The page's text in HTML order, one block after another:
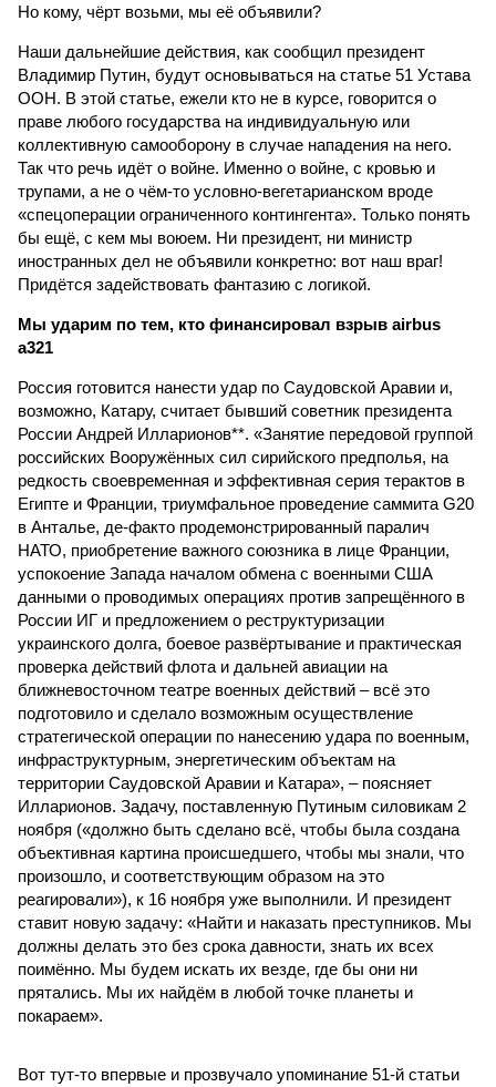
Но кому, чёрт возьми, мы её объявили?
Наши дальнейшие действия, как сообщил президент
Владимир Путин, будут основываться на статье 51 Устава
ООН. В этой статье, ежели кто не в курсе, говорится о
праве любого государства на индивидуальную или
коллективную самооборону в случае нападения на него.
Так что речь идёт о войне. Именно о войне, с кровью и
трупами, а не о чём-то условно-вегетарианском вроде
«спецоперации ограниченного контингента». Только понять
бы ещё, с кем мы воюем. Ни президент, ни министр
иностранных дел не объявили конкретно: вот наш враг!
Придётся задействовать фантазию с логикой.
Мы ударим по тем, кто финансировал взрыв airbus
a321
Россия готовится нанести удар по Саудовской Аравии и,
возможно, Катару, считает бывший советник президента
России Андрей Илларионов**. «Занятие передовой группой
российских Вооружённых сил сирийского предполья, на
редкость своевременная и эффективная серия терактов в
Египте и Франции, триумфальное проведение саммита G20
в Анталье, де-факто продемонстрированный паралич
НАТО, приобретение важного союзника в лице Франции,
успокоение Запада началом обмена с военными США
данными о проводимых операциях против запрещённого в
России ИГ и предложением о реструктуризации
украинского долга, боевое развёртывание и практическая
проверка действий флота и дальней авиации на
ближневосточном театре военных действий – всё это
подготовило и сделало возможным осуществление
стратегической операции по нанесению удара по военным,
инфраструктурным, энергетическим объектам на
территории Саудовской Аравии и Катара», – поясняет
Илларионов. Задачу, поставленную Путиным силовикам 2
ноября («должно быть сделано всё, чтобы была создана
объективная картина происшедшего, чтобы мы знали, что
произошло, и соответствующим образом на это
реагировали»), к 16 ноября уже выполнили. И президент
ставит новую задачу: «Найти и наказать преступников. Мы
должны делать это без срока давности, знать их всех
поимённо. Мы будем искать их везде, где бы они ни
прятались. Мы их найдём в любой точке планеты и
покараем».
Вот тут-то впервые и прозвучало упоминание 51-й статьи